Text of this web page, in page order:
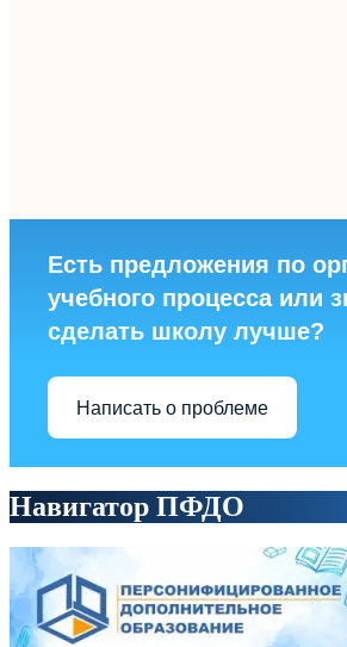
Есть предложения по
учебного процесса или
сделать школу лучше?
Написать о проблеме
Навигатор ПФДО